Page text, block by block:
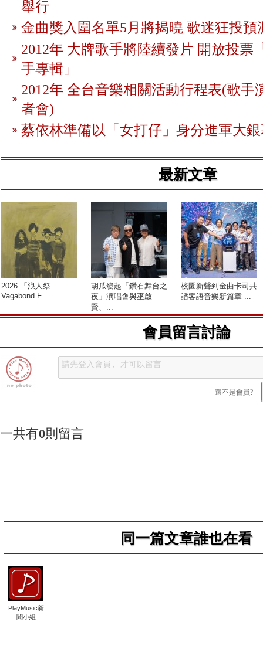
舉行
金曲獎入圍名單5月將揭曉 歌迷狂投預
2012年 大牌歌手將陸續發片 開放投票
手專輯」
2012年 全台音樂相關活動行程表(歌手
者會)
蔡依林準備以「女打仔」身分進軍大
最新文章
2026 「浪人祭
Vagabond F...
胡瓜發起「鑽石舞台之
夜」演唱會與巫啟
賢、...
校園新聲到金曲卡司共
譜客語音樂新篇章 ...
會員留言討論
還不是會員?
一共有0則留言
同一篇文章誰也在看
PlayMusic新
聞小組